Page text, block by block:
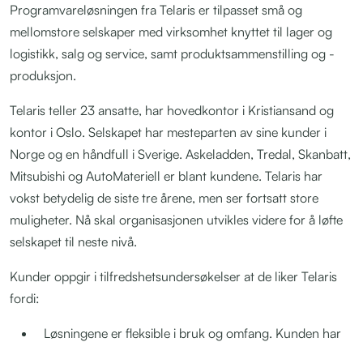
Programvareløsningen fra Telaris er tilpasset små og
mellomstore selskaper med virksomhet knyttet til lager og
logistikk, salg og service, samt produktsammenstilling og -
produksjon.
Telaris teller 23 ansatte, har hovedkontor i Kristiansand og
kontor i Oslo. Selskapet har mesteparten av sine kunder i
Norge og en håndfull i Sverige. Askeladden, Tredal, Skanbatt,
Mitsubishi og AutoMateriell er blant kundene. Telaris har
vokst betydelig de siste tre årene, men ser fortsatt store
muligheter. Nå skal organisasjonen utvikles videre for å løfte
selskapet til neste nivå.
Kunder oppgir i tilfredshetsundersøkelser at de liker Telaris
fordi:
Løsningene er fleksible i bruk og omfang. Kunden har